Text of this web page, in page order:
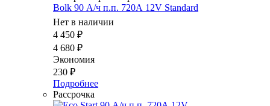
Bolk 90 А/ч п.п. 720А 12V Standard
Нет в наличии
4 450 ₽
4 680 ₽
Экономия
230 ₽
Подробнее
Рассрочка